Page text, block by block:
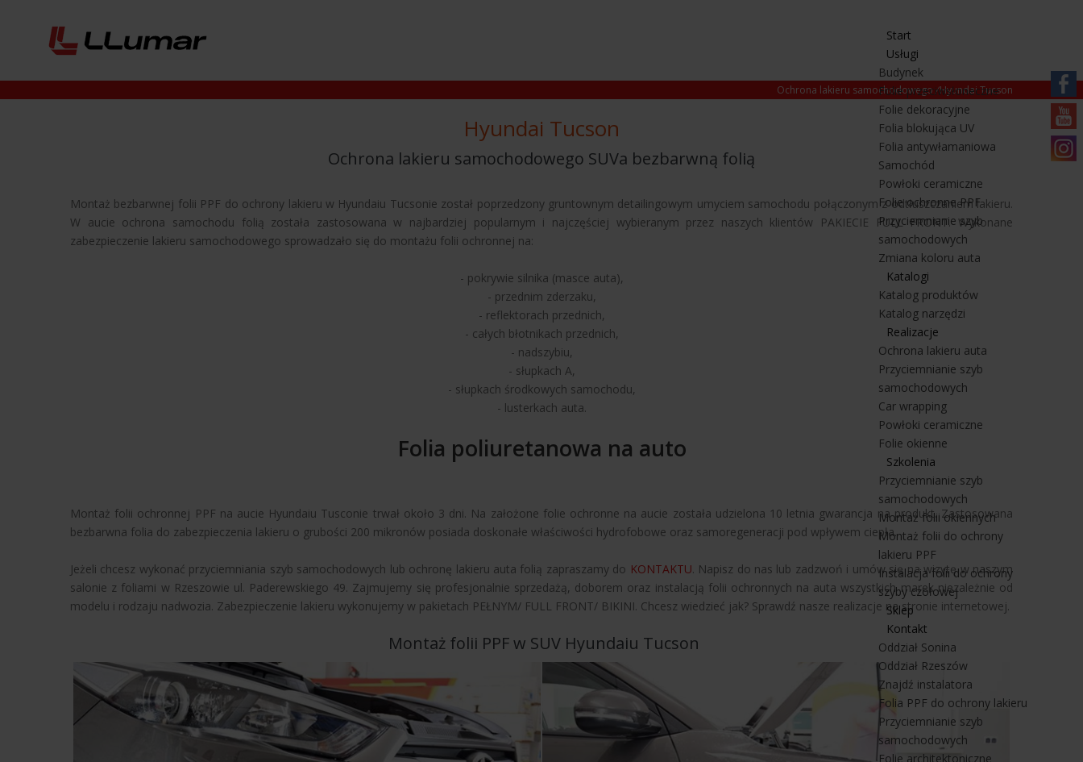
Start
Usługi
Budynek
Folie przeciwsłoneczne
Folie dekoracyjne
Folia blokująca UV
Folia antywłamaniowa
Samochód
Powłoki ceramiczne
Folie ochronne PPF
Przyciemnianie szyb
samochodowych
Zmiana koloru auta
Katalogi
Katalog produktów
Katalog narzędzi
Realizacje
Ochrona lakieru auta
Przyciemnianie szyb
samochodowych
Car wrapping
Powłoki ceramiczne
Folie okienne
Szkolenia
Przyciemnianie szyb
samochodowych
Montaż folii okiennych
Montaż folii do ochrony
lakieru PPF
Instalacja folii do ochrony
szyby czołowej
Sklep
Kontakt
Oddział Sonina
Oddział Rzeszów
Znajdź instalatora
Folia PPF do ochrony lakieru
Przyciemnianie szyb
samochodowych
Folie architektoniczne
Ochrona lakieru samochodowego/Hyundai Tucson
Hyundai Tucson
Ochrona lakieru samochodowego SUVa bezbarwną folią
Montaż bezbarwnej folii PPF do ochrony lakieru w Hyundaiu Tucsonie został poprzedzony gruntownym detailingowym umyciem samochodu połączonym z odtłuszczaniem lakieru.
W aucie ochrona samochodu folią została zastosowana w najbardziej popularnym i najczęściej wybieranym przez naszych klientów PAKIECIE FULL FRONT. Wykonane
zabezpieczenie lakieru samochodowego sprowadzało się do montażu folii ochronnej na:
- pokrywie silnika (masce auta),
- przednim zderzaku,
- reflektorach przednich,
- całych błotnikach przednich,
- nadszybiu,
- słupkach A,
- słupkach środkowych samochodu,
- lusterkach auta.
Folia poliuretanowa na auto
Montaż folii ochronnej PPF na aucie Hyundaiu Tusconie trwał około 3 dni. Na założone folie ochronne na aucie została udzielona 10 letnia gwarancja na produkt. Zastosowana
bezbarwna folia do zabezpieczenia lakieru o grubości 200 mikronów posiada doskonałe właściwości hydrofobowe oraz samoregeneracji pod wpływem ciepła.
Jeżeli chcesz wykonać przyciemniania szyb samochodowych lub ochronę lakieru auta folią zapraszamy do KONTAKTU. Napisz do nas lub zadzwoń i umów się na wizytę w naszym
salonie z foliami w Rzeszowie ul. Paderewskiego 49. Zajmujemy się profesjonalnie sprzedażą, doborem oraz instalacją folii ochronnych na auta wszystkich marek niezależnie od
modelu i rodzaju nadwozia. Zabezpieczenie lakieru wykonujemy w pakietach PEŁNYM/ FULL FRONT/ BIKINI. Chcesz wiedzieć jak? Sprawdź nasze realizacje na stronie internetowej.
Montaż folii PPF w SUV Hyundaiu Tucson